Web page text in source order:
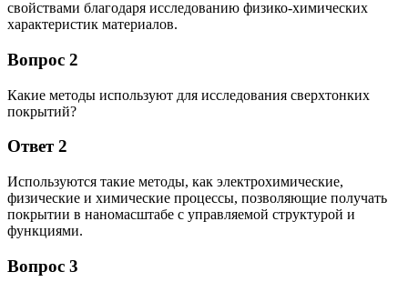
свойствами благодаря исследованию физико-химических
характеристик материалов.
Вопрос 2
Какие методы используют для исследования сверхтонких
покрытий?
Ответ 2
Используются такие методы, как электрохимические,
физические и химические процессы, позволяющие получать
покрытии в наномасштабе с управляемой структурой и
функциями.
Вопрос 3